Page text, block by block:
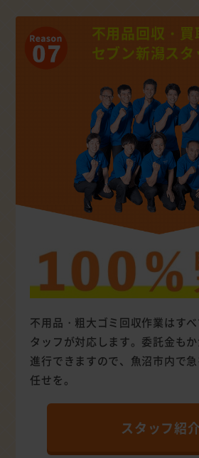
不用品回収・買
セブン新潟ス
不用品・粗大ゴミ回収作業はす
タッフが対応します。委託金も
進行できますので、魚沼市内で
任せを。
スタッフ紹